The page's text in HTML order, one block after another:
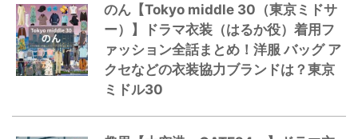
のん【Tokyo middle 30（東京ミドサ
ー）】ドラマ衣装（はるか役）着用フ
ァッション全話まとめ！洋服 バッグ ア
クセなどの衣装協力ブランドは？東京
ミドル30